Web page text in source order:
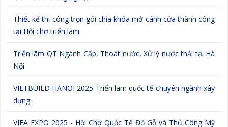
Thiết kế thi công trọn gói chìa khóa mở cánh cửa thành công
tại Hội chợ triển lãm
Triển lãm QT Ngành Cấp, Thoát nước, Xử lý nước thải tại Hà
Nội
VIETBUILD HANOI 2025 Triển lãm quốc tế chuyên ngành xây
dựng
VIFA EXPO 2025 - Hội Chợ Quốc Tế Đồ Gỗ và Thủ Công Mỹ